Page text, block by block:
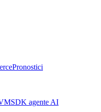
Pronostici
SDK agente AI